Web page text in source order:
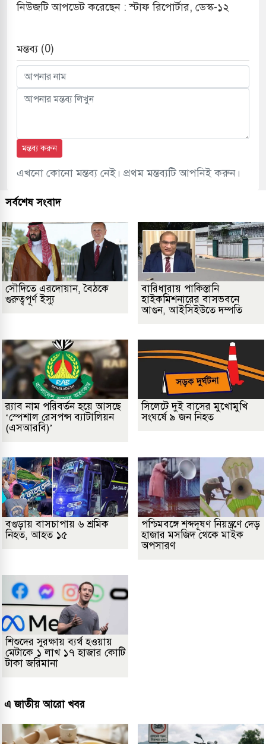
নিউজটি আপডেট করেছেন : স্টাফ রিপোর্টার, ডেস্ক-১২
মন্তব্য (0)
মন্তব্য করুন
এখনো কোনো মন্তব্য নেই। প্রথম মন্তব্যটি আপনিই করুন।
সর্বশেষ সংবাদ
সৌদিতে এরদোয়ান, বৈঠকে
গুরুত্বপূর্ণ ইস্যু
বারিধারায় পাকিস্তানি
হাইকমিশনারের বাসভবনে
আগুন, আইসিইউতে দম্পতি
র‌্যাব নাম পরিবর্তন হয়ে আসছে
‘স্পেশাল রেসপন্স ব্যাটালিয়ন
(এসআরবি)’
সিলেটে দুই বাসের মুখোমুখি
সংঘর্ষে ৯ জন নিহত
বগুড়ায় বাসচাপায় ৬ শ্রমিক
নিহত, আহত ১৫
পশ্চিমবঙ্গে শব্দদূষণ নিয়ন্ত্রণে দেড়
হাজার মসজিদ থেকে মাইক
অপসারণ
শিশুদের সুরক্ষায় ব্যর্থ হওয়ায়
মেটাকে ১ লাখ ১৭ হাজার কোটি
টাকা জরিমানা
এ জাতীয় আরো খবর